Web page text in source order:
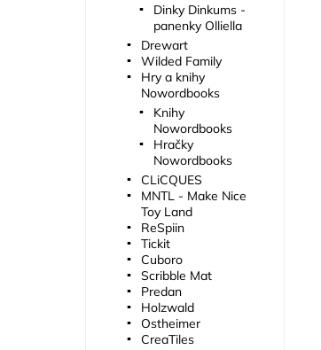
Dinky Dinkums -
panenky Olliella
Drewart
Wilded Family
Hry a knihy
Nowordbooks
Knihy
Nowordbooks
Hračky
Nowordbooks
CLiCQUES
MNTL - Make Nice
Toy Land
ReSpiin
Tickit
Cuboro
Scribble Mat
Predan
Holzwald
Ostheimer
CreaTiles